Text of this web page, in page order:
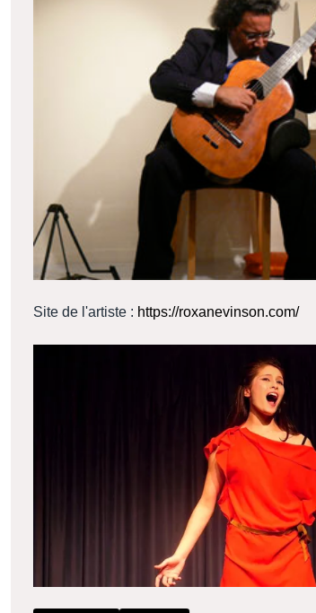
Site de l'artiste : https://roxanevinson.com/